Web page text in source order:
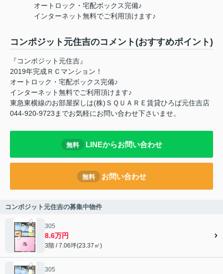
オートロック・宅配ボックス完備♪
インターネット無料でご利用頂けます♪
コンポジット元住吉のコメント(おすすめポイント)
『コンポジット元住吉』
2019年完成ＲＣマンション！
オートロック・宅配ボックス完備♪
インターネット無料でご利用頂けます♪
東急東横線のお部屋探しは(株)ＳＱＵＡＲＥ賃貸ひろば元住吉店
044-920-9723までお気軽にお問い合わせ下さいませ。
無料 LINEからお問い合わせ
無料 お問い合わせ
コンポジット元住吉の募集中物件
305
8.6万円
3階 / 7.06坪(23.37㎡)
305